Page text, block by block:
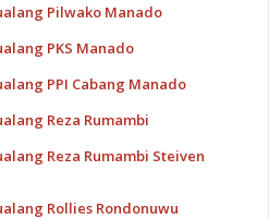
Pilwako Manado
PKS Manado
PPI Cabang Manado
Reza Rumambi
Reza Rumambi Steiven
Rollies Rondonuwu